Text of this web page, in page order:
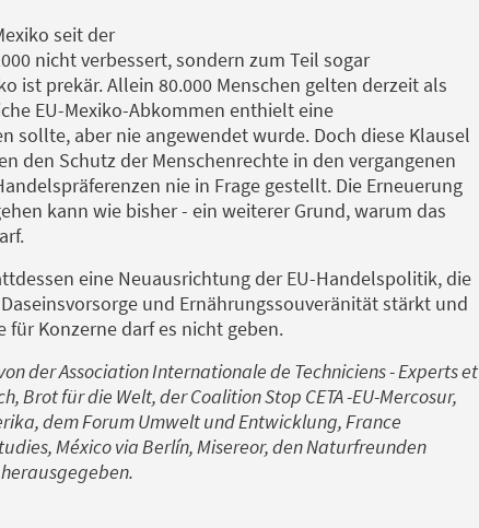
seit der
nicht verbessert, sondern zum Teil sogar
ist prekär. Allein 80.000 Menschen gelten derzeit als
EU-Mexiko-Abkommen enthielt eine
sollte, aber nie angewendet wurde. Doch diese Klausel
den Schutz der Menschenrechte in den vergangenen
nie in Frage gestellt. Die Erneuerung
kann wie bisher - ein weiterer Grund, warum das
eine Neuausrichtung der EU-Handelspolitik, die
und Ernährungssouveränität stärkt und
Konzerne darf es nicht geben.
der Association Internationale de Techniciens - Experts et
Brot für die Welt, der Coalition Stop CETA -EU-Mercosur,
dem Forum Umwelt und Entwicklung, France
México via Berlín, Misereor, den Naturfreunden